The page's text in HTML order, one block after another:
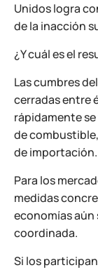
Unidos logra
de la inacción
¿Y cuál es el
Las cumbres
cerradas entre
rápidamente
de
de importación.
Para los
medidas
economías aún
coordinada.
Si los